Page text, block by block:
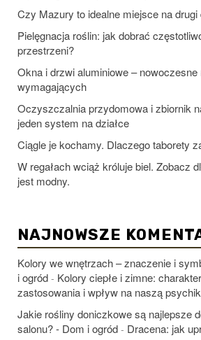
Czy Mazury to idealne miejsce na drugi
Pielęgnacja roślin: jak dobrać
przestrzeni?
Okna i drzwi aluminiowe –
wymagających
Oczyszczalnia przydomowa i zbiornik
jeden system na działce
Ciągle je kochamy. Dlaczego taborety
W regałach wciąż króluje biel. Zobacz
jest modny.
NAJNOWSZE
Kolory we wnętrzach – znaczenie i
i ogród - Kolory ciepłe i zimne:
zastosowania i wpływ na naszą
Jakie rośliny doniczkowe są najlepsze
salonu? - Dom i ogród - Dracena: jak